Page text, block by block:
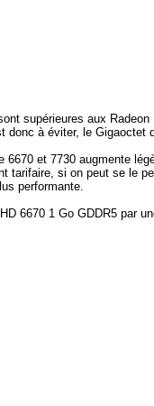
supérieures aux
donc à éviter, le
6670 et 7730 augmente
tarifaire, si on peut se le
performante.
6670 1 Go GDDR5 par